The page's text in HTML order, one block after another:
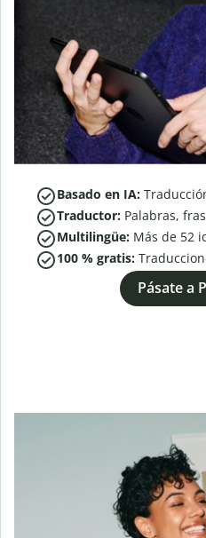
Basado en IA:
Traductor: Palabras,
Multilingüe: Más de 52
100 % gratis:
Pásate a